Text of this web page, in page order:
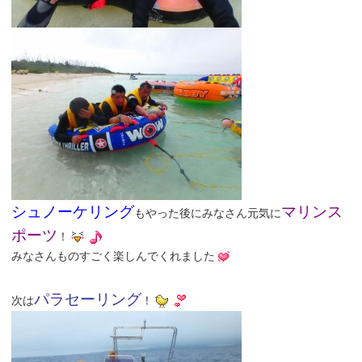
シュノーケリングもやった後にみなさん元気にマリンス
ポーツ ！
みなさんものすごく楽しんでくれました
次はパラセーリング ！